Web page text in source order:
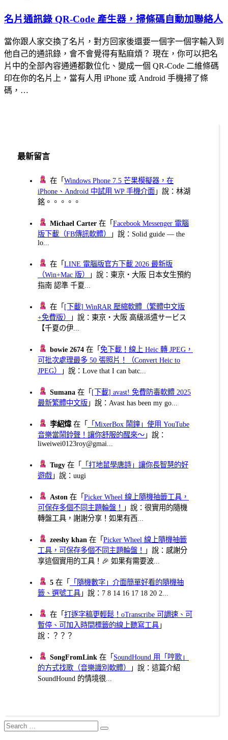
名片通訊錄 QR-Code 產生器，掃條碼自動加聯絡人
當你跟人家交換了名片，對方回家後還要一個字一個字輸入到
他自己的通訊錄，會不會覺得有點麻煩？ 現在，你可以把名
片中的全部內容通通都數位化、變成一個 QR-Code 二維條碼
印在你的名片上，當有人用 iPhone 或 Android 手機掃了條
碼，…
最新留言
在「Windows Phone 7.5 芒果模擬器，在
iPhone、Android 中試用 WP 手機介面 」說：林湖
銘。。。。。
Michael Carter 在「Facebook Messenger 電腦
版下載（FB傳訊軟體）
」說：Solid guide — the
lo...
在「LINE 電腦版官方下載 2026 最新版
（Win+Mac 版）
」說：東京・大阪 日本女生預約
指南 認準 千夏...
在「 [下載] WinRAR 壓縮軟體（繁體中文版
+免費版）
」說：東京・大阪 高級派遣サービス
【千夏の伊...
bowie 2674 在「免下載！線上 Heic 轉 JPEG，
可批次處理最多 50 張照片！（Convert Heic to
JPEG）
」說：Love that I can batc...
Sumana 在「 [下載] avast! 免費防毒軟體 2025
最新繁體中文版 」說：Avast has been my go...
李紹煒在「
「MixerBox 鬧鐘」使用 YouTube
音樂當鬧鈴聲！讓你舒服的醒來～ 」說：
liweiwei0123roy@gmai...
Tugy 在「
「打地鼠學唐詩」讓你長智慧的好
遊戲 」說：uugi
Aston 在「Picker Wheel 線上隨機抽籤工具，
可保存多個不同主題輪盤！
」說：很實用的隨機
轉盤工具，謝謝分享！如果有西...
zeeshy khan 在「Picker Wheel 線上隨機抽籤
工具，可保存多個不同主題輪盤！
」說：感謝分
享這個實用的工具！🎉 如果有需要波...
5 在「
「隨機數字」介面簡單好看的隨機抽
籤、選號工具 」說：7 8 14 16 17 18 20 2...
在「打逐字稿更輕鬆！oTranscribe 可調速、可
暫停、可加入時間標籤的線上聽寫工具 」
說：？？？
SongFromLink 在「 SoundHound 用「哼歌」
的方式找歌（音樂識別軟體）
」說：這篇介紹
SoundHound 的情境很...
Search
for:
Search